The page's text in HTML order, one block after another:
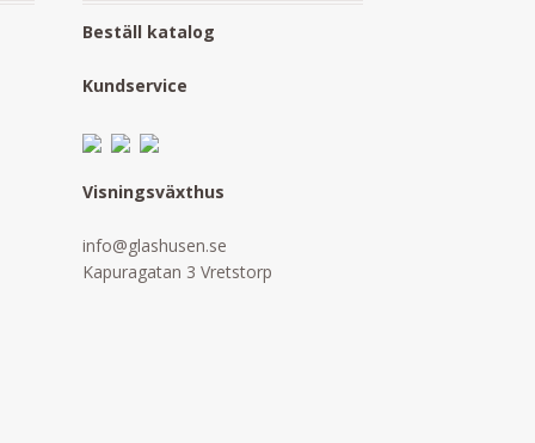
Beställ katalog
Kundservice
Visningsväxthus
info@glashusen.se
Kapuragatan 3 Vretstorp